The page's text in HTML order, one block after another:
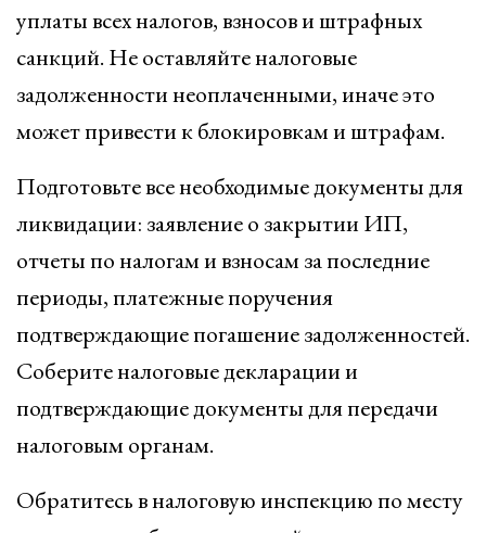
уплаты всех налогов, взносов и штрафных
санкций. Не оставляйте налоговые
задолженности неоплаченными, иначе это
может привести к блокировкам и штрафам.
Подготовьте все необходимые документы для
ликвидации: заявление о закрытии ИП,
отчеты по налогам и взносам за последние
периоды, платежные поручения
подтверждающие погашение задолженностей.
Соберите налоговые декларации и
подтверждающие документы для передачи
налоговым органам.
Обратитесь в налоговую инспекцию по месту